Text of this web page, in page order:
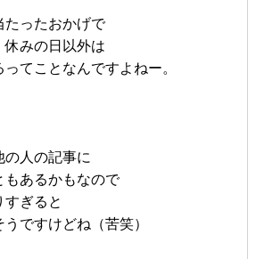
たったおかげで
休みの日以外は
ってことなんですよねー。
の人の記事に
もあるかもなので
すぎると
ですけどね（苦笑）